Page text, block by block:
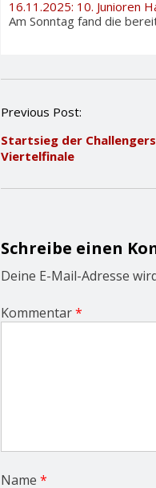
16.11.2025: 10. Junioren
Am Sonntag fand die
P
s
t
a
g
a
t
n
Previous Post:
Startsieg der
Viertelfinale
Schreibe einen
Deine E-Mail-Adresse
Kommentar*
Name *